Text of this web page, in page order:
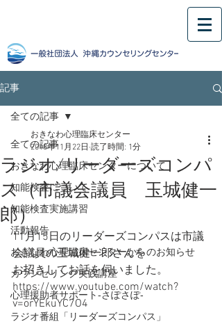
記事
全ての記事
おきなわ心理臨床センターについて
知能検査について
知能検査実施講習
活動報告
おきなわ心理臨床センターからのお知らせ
カウンセリング実践講座
心理援助者サポート‐さぽさぽ‐
ラジオ番組「リーダーズコンパス」
全ての記事
ラジオ/リーダーズコンパ
ス（市議会議員 玉城健一
郎）
おきなわ心理臨床センター
2018年11月22日 読了時間: 1分
11月15日のリーダーズコンパスは市議
会議員の玉城健一郎さんを
お招きしてお話を伺いました。
https://www.youtube.com/watch?
v=orYEkuYC7O4